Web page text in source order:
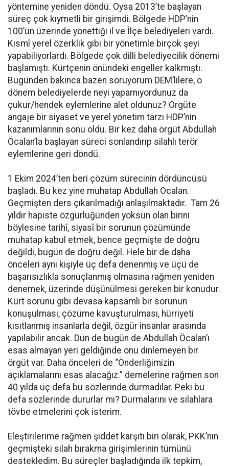
yöntemine yeniden döndü. Oysa 2013’te başlayan
süreç çok kıymetli bir girişimdi. Bölgede HDP’nin
100’ün üzerinde yönettiği il ve İlçe belediyeleri vardı.
Kısmî yerel özerklik gibi bir yönetimle birçok şeyi
yapabiliyorlardı. Bölgede çok dilli belediyecilik dönemi
başlamıştı. Kürtçenin önündeki engeller kalkmıştı.
Bugünden bakınca bazen soruyorum DEM’lilere, o
dönem belediyelerde neyi yapamıyordunuz da
çukur/hendek eylemlerine alet oldunuz? Örgüte
angaje bir siyaset ve yerel yönetim tarzı HDP’nin
kazanımlarının sonu oldu. Bir kez daha örgüt Abdullah
Öcalan’la başlayan süreci sonlandırıp silahlı terör
eylemlerine geri döndü.
1 Ekim 2024’ten beri çözüm sürecinin dördüncüsü
başladı. Bu kez yine muhatap Abdullah Öcalan.
Geçmişten ders çıkarılmadığı anlaşılmaktadır. Tam 26
yıldır hapiste özgürlüğünden yoksun olan birini
böylesine tarihî, siyasî bir sorunun çözümünde
muhatap kabul etmek, bence geçmişte de doğru
değildi, bugün de doğru değil. Hele bir de daha
önceleri aynı kişiyle üç defa denenmiş ve üçü de
başarısızlıkla sonuçlanmış olmasına rağmen yeniden
denemek, üzerinde düşünülmesi gereken bir konudur.
Kürt sorunu gibi devasa kapsamlı bir sorunun
konuşulması, çözüme kavuşturulması, hürriyeti
kısıtlanmış insanlarla değil, özgür insanlar arasında
yapılabilir ancak. Dün de bugün de Abdullah Öcalan’ı
esas almayan yeri geldiğinde onu dinlemeyen bir
örgüt var. Daha önceleri de “Önderliğimizin
açıklamalarını esas alacağız.” demelerine rağmen son
40 yılda üç defa bu sözlerinde durmadılar. Peki bu
defa sözlerinde dururlar mı? Durmalarını ve silahlara
tövbe etmelerini çok isterim.
Eleştirilerime rağmen şiddet karşıtı biri olarak, PKK’nin
geçmişteki silah bırakma girişimlerinin tümünü
destekledim. Bu süreçler başladığında ilk tepkim,